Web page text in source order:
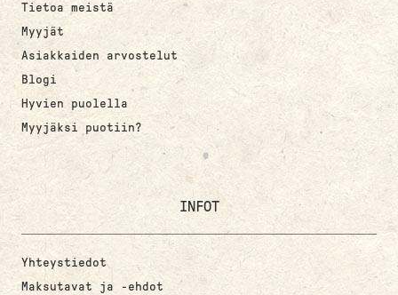
Tietoa meistä
Myyjät
Asiakkaiden arvostelut
Blogi
Hyvien puolella
Myyjäksi puotiin?
INFOT
Yhteystiedot
Maksutavat ja -ehdot